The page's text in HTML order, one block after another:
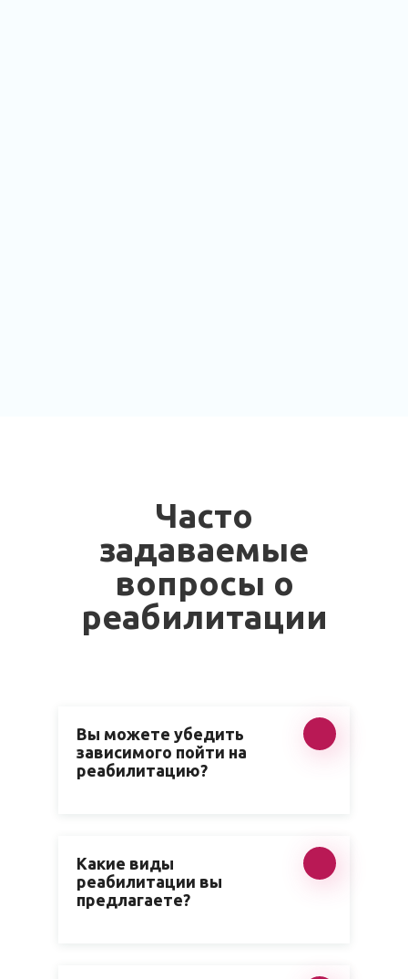
Часто
задаваемые
вопросы о
реабилитации
Вы можете убедить
зависимого пойти на
реабилитацию?
Какие виды
реабилитации вы
предлагаете?